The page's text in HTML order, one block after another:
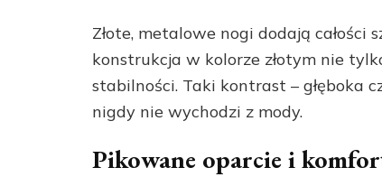
Złote, metalowe nogi dodają
konstrukcja w kolorze złotym nie
stabilności. Taki kontrast – głęboka
nigdy nie wychodzi z mody.
Pikowane oparcie i